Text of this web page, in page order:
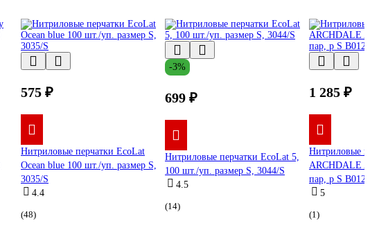
575 ₽
Нитриловые перчатки EcoLat
Ocean blue 100 шт./уп. размер S,
3035/S
4.4
(48)
-3%
699 ₽
Нитриловые перчатки EcoLat 5,
100 шт./уп. размер S, 3044/S
4.5
(14)
1 285 ₽
Нитриловые
ARCHDALE
пар, р S
5
(1)